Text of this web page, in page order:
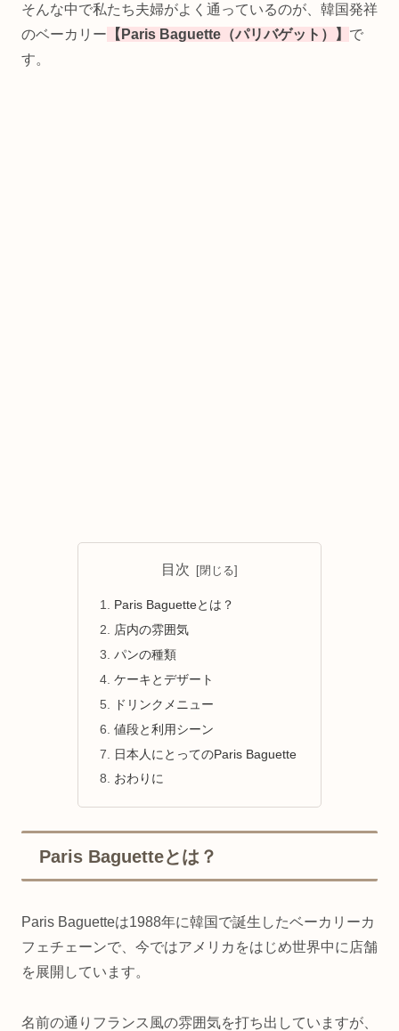
そんな中で私たち夫婦がよく通っているのが、韓国発祥
のベーカリー 【Paris Baguette（パリバゲット）】 で
す。
目次
Paris Baguetteとは？
店内の雰囲気
パンの種類
ケーキとデザート
ドリンクメニュー
値段と利用シーン
日本人にとってのParis Baguette
おわりに
Paris Baguetteとは？
Paris Baguetteは1988年に韓国で誕生したベーカリーカ
フェチェーンで、今ではアメリカをはじめ世界中に店舗
を展開しています。
名前の通りフランス風の雰囲気を打ち出していますが、